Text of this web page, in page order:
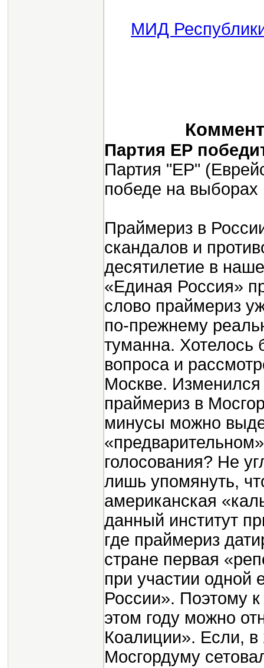
МИД
Партия ЕР
Партия "ЕР"
победе на
Праймериз в
скандалов и
десятилетие в
«Единая Россия»
слово праймериз
по-прежнему
туманна. Хотелось
вопроса и
Москве.
праймериз в
минусы можно
голосования? Не
лишь упомянуть,
американская
данный институт
где праймериз
стране первая
при участии одной
России». Поэтому
этом году можно
Коалиции». Если, в
Мосгордуму